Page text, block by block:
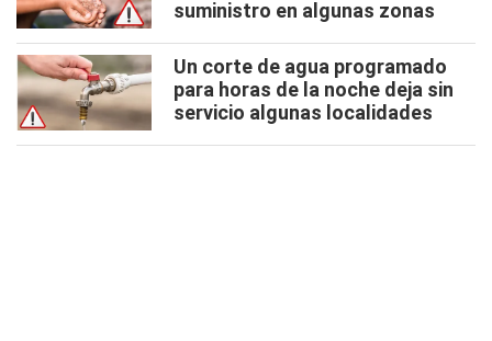
suministro en algunas zonas
Un corte de agua programado
para horas de la noche deja sin
servicio algunas localidades